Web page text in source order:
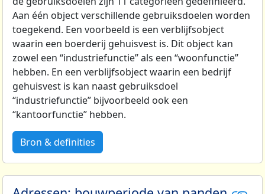
Aan één object verschillende gebruiksdoelen worden
toegekend. Een voorbeeld is een verblijfsobject
waarin een boerderij gehuisvest is. Dit object kan
zowel een “industriefunctie” als een “woonfunctie”
hebben. En een verblijfsobject waarin een bedrijf
gehuisvest is kan naast gebruiksdoel
“industriefunctie” bijvoorbeeld ook een
“kantoorfunctie” hebben.
Bron & definities